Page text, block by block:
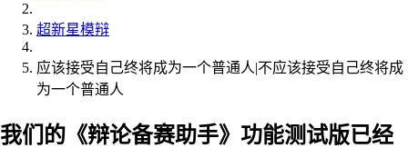
超新星模辩
应该接受自己终将成为一个普通人|不应该接受自己终将成
为一个普通人
我们的《辩论备赛助手》功能测试版已经